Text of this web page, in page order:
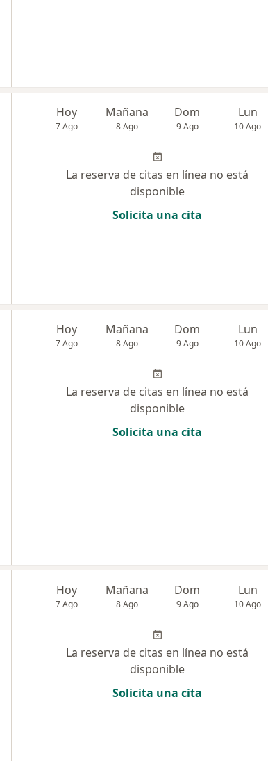
Hoy
7 Ago
Mañana
8 Ago
Dom
9 Ago
Lun
10 Ago
La reserva de citas en línea no está
disponible
Solicita una cita
Hoy
7 Ago
Mañana
8 Ago
Dom
9 Ago
Lun
10 Ago
La reserva de citas en línea no está
disponible
Solicita una cita
Hoy
7 Ago
Mañana
8 Ago
Dom
9 Ago
Lun
10 Ago
La reserva de citas en línea no está
disponible
Solicita una cita